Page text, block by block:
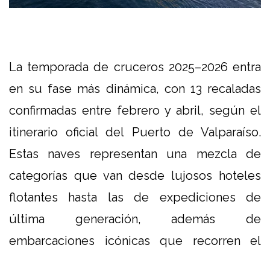
La temporada de cruceros 2025–2026 entra
en su fase más dinámica, con 13 recaladas
confirmadas entre febrero y abril, según el
itinerario oficial del Puerto de Valparaíso.
Estas naves representan una mezcla de
categorías que van desde lujosos hoteles
flotantes hasta las de expediciones de
última generación, además de
embarcaciones icónicas que recorren el